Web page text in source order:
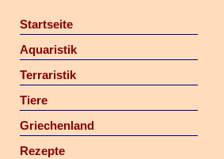
Startseite
Aquaristik
Terraristik
Tiere
Griechenland
Rezepte